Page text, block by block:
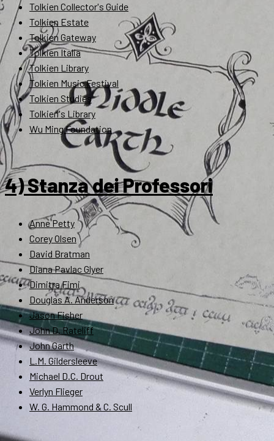
Tolkien Collector's Guide
Tolkien Estate
Tolkien Gateway
Tolkien Italia
Tolkien Library
Tolkien Music Festival
Tolkien Studies
Tolkien's Library
Wu Ming Foundation
4) Stanza dei Professori
Anne Petty
Corey Olsen
David Bratman
Diana Pavlac Glyer
Dimitra Fimi
Douglas A. Anderson
Jason Fisher
John D. Rateliff
John Garth
L.M. Gildersleeve
Michael D.C. Drout
Verlyn Flieger
W. G. Hammond & C. Scull